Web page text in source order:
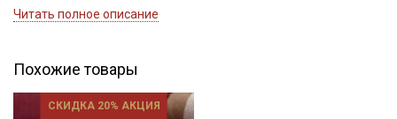
Ширина ткани ±2см. Просим учитывать это при заказе.
перекос нитей, и необходимо выровнять срез, то исправление
выполняют пропариванием. В процессе пропаривания нити
основы и утка расправляют, аккуратно подтягивая по
диагонали.
Читать полное описание
Похожие товары
СКИДКА 20% АКЦИЯ
Ознакомлен(а) сПолитикой обработки персональных